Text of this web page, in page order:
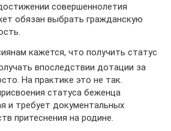
совершеннолетия
обязан выбрать гражданскую
кажется, что получить статус
впоследствии дотации за
На практике это не так.
статуса беженца
и требует документальных
притеснения на родине.